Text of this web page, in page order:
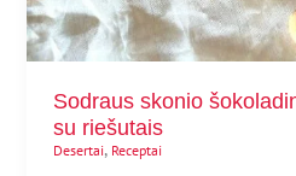
Sodraus skonio
su riešutais
Desertai, Receptai